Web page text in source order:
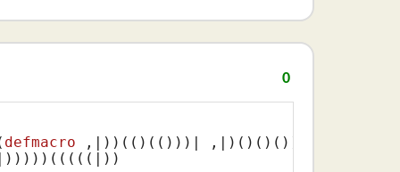
0
defmacro ,|) ) (() (() ))| ,|) () () ()
)))) (((((|) )